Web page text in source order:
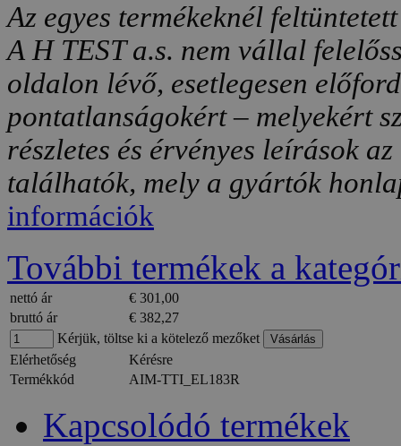
Az egyes termékeknél
A H TEST a.s. nem vállal
oldalon lévő, esetlegesen
pontatlanságokért – melyekért
részletes és érvényes leírások
találhatók, mely a gyártók
információk
További termékek a
nettó ár
€ 301,00
bruttó ár
€ 382,27
Kérjük, töltse ki a kötelező mezőket
Elérhetőség
Kérésre
Termékkód
AIM-TTI_EL183R
Kapcsolódó termékek